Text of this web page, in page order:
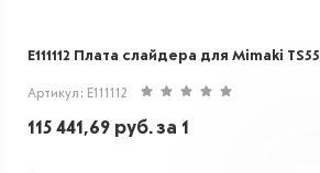
E111112 Плата слайдера для Mimaki TS55
Артикул: E111112
115 441,69 руб.за 1